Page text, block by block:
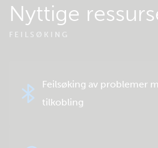
Nyttige
FEILSØKING
Feilsøking av problemer
tilkobling